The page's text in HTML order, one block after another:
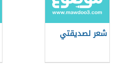
شعر لصديقتي